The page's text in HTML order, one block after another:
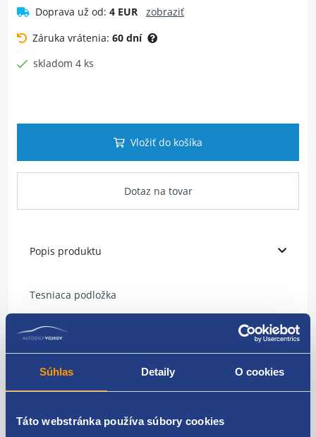
Súhlas Detaily O cookies
Táto webstránka používa súbory cookies
Doprava už od: 4 EUR
zobraziť
Záruka vrátenia: 60 dní
skladom 4 ks
Vložiť do košíka
Dotaz na tovar
Popis produktu
Tesniaca podložka
umiestnenie: sedlo vstrekovacie trysky
vnútorný priemer: 7,7 mm
vonkajší priemer: 15 mm